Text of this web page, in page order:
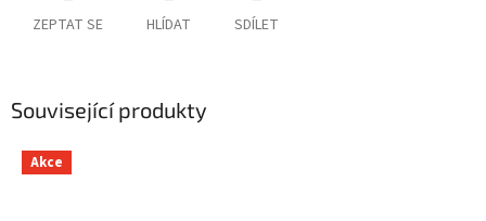
ZEPTAT SE HLÍDAT SDÍLET
Související produkty
Akce